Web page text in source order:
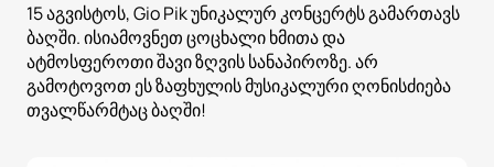
15 აგვისტოს, Gio Pik უნიკალურ კონცერტს გამართავს
ბაღში. ისიამოვნეთ ცოცხალი ხმითა და
ატმოსფეროთი შავი ზღვის სანაპიროზე. არ
გამოტოვოთ ეს ზაფხულის მუსიკალური ღონისძიება
თვალწარმტაც ბაღში!